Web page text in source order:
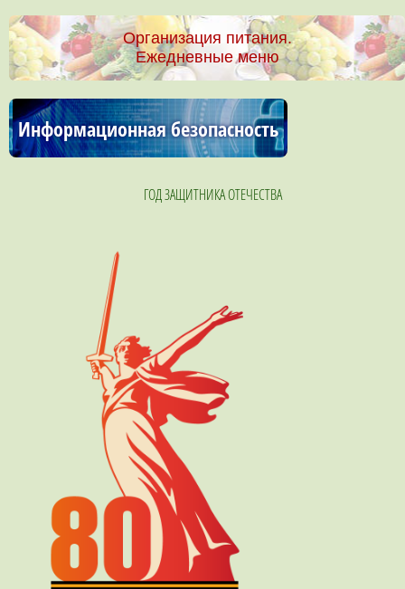
Организация питания.
Ежедневные меню
Информационная безопасность
ГОД ЗАЩИТНИКА ОТЕЧЕСТВА